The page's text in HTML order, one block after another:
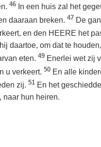
46 In een huis zal het
daaraan breken. 47 De
en den HEERE het
daartoe, om dat te
eten. 49 Enerlei wet zij
u verkeert. 50 En alle
zij. 51 En het
naar hun heiren.